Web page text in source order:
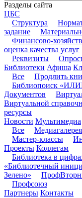
Разделы сайта
ЦБС
Структура
задание
Финансово-
оценка качества услуг
Реквизиты
Библиотеки Афиша
Все
Продлить
Библиопоиск
Документов
Виртуальной
ресурсы
Новости Мультимедиа
Все
Медиагалерея
Мастер-классы
Проекты Коллегам
Библиотека в
«Библиотечный
Зелено»
Профсоюз
Партнеры Контакты